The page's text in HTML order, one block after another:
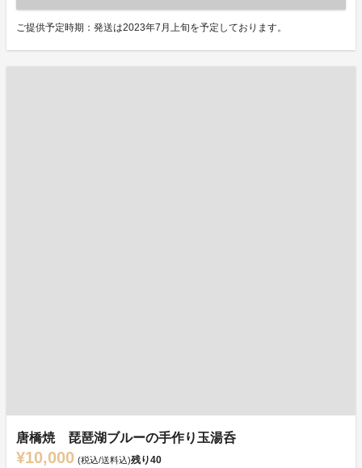
ご提供予定時期：発送は2023年7月上旬を予定しております。
唐橋焼 琵琶湖ブルーの手作り玉湯呑
¥10,000 (税込/送料込)残り40